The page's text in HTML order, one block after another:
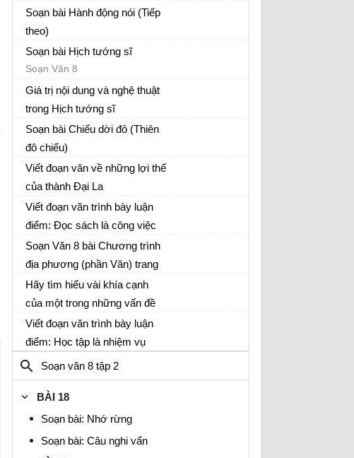
Quốc Tuấn
Soạn Văn 8
Soạn bài Hành động nói (Tiếp
theo)
Soạn hành động nói - Văn 8
Soạn bài Hịch tướng sĩ
Soạn Văn 8
Giá trị nội dung và nghệ thuật
trong Hịch tướng sĩ
Ngữ văn 8
Soạn bài Chiếu dời đô (Thiên
đô chiếu)
Soạn Văn 8: Thiên đô chiếu
Viết đoạn văn về những lợi thế
của thành Đại La
Ngữ văn lớp 8
Viết đoạn văn trình bày luận
điểm: Đọc sách là công việc
vô cùng bổ ích, vì nó giúp ta
hiểu biết thêm về đời sống
Soạn Văn lớp 8
Soạn Văn 8 bài Chương trình
địa phương (phần Văn) trang
127
Soạn Văn 8
Hãy tìm hiểu vài khía cạnh
của một trong những vấn đề
trên ở quê hương em hoặc
nơi em đang sinh sống (thôn,
xã, huyện, tỉnh, phường, quận,
thị xã, thành phố...)
Soạn Văn 8
Viết đoạn văn trình bày luận
điểm: Học tập là nhiệm vụ
quan trọng nhất của học sinh
Soạn văn 8 tập 2
BÀI 18
Soạn bài: Nhớ rừng
Soạn bài: Câu nghi vấn